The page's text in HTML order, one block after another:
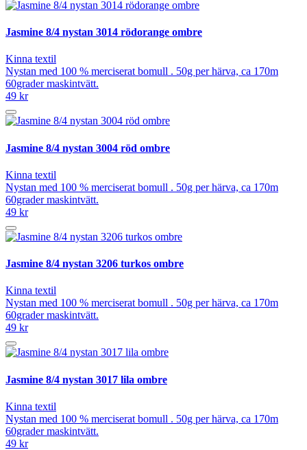
Jasmine 8/4 nystan 3014 rödorange ombre
Kinna textil
Nystan med 100 % merciserat bomull . 50g per härva, ca 170m
60grader maskintvätt.
49 kr
Jasmine 8/4 nystan 3004 röd ombre
Kinna textil
Nystan med 100 % merciserat bomull . 50g per härva, ca 170m
60grader maskintvätt.
49 kr
Jasmine 8/4 nystan 3206 turkos ombre
Kinna textil
Nystan med 100 % merciserat bomull . 50g per härva, ca 170m
60grader maskintvätt.
49 kr
Jasmine 8/4 nystan 3017 lila ombre
Kinna textil
Nystan med 100 % merciserat bomull . 50g per härva, ca 170m
60grader maskintvätt.
49 kr